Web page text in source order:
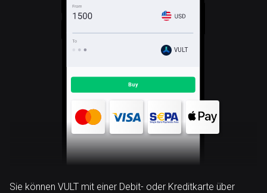
VULT
Sie können VULT mit einer Debit- oder Kreditkarte über